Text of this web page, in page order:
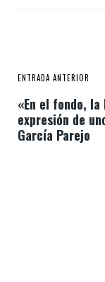
ENTRADA ANTERIOR
«En el fondo,
expresión de
García Parejo